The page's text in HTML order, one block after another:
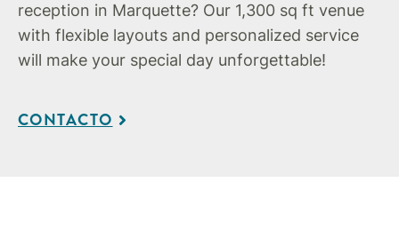
reception in Marquette? Our 1,300 sq ft venue
with flexible layouts and personalized service
will make your special day unforgettable!
CONTACTO